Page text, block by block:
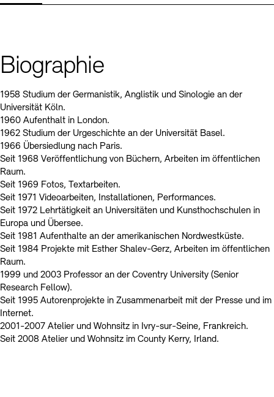
Nachhaltigkeit Kontakt
Kontakte
Biographie
1958 Studium der Germanistik, Anglistik und Sinologie an der
Universität Köln.
1960 Aufenthalt in London.
1962 Studium der Urgeschichte an der Universität Basel.
1966 Übersiedlung nach Paris.
Seit 1968 Veröffentlichung von Büchern, Arbeiten im öffentlichen
Raum.
Seit 1969 Fotos, Textarbeiten.
Seit 1971 Videoarbeiten, Installationen, Performances.
Seit 1972 Lehrtätigkeit an Universitäten und Kunsthochschulen in
Europa und Übersee.
Seit 1981 Aufenthalte an der amerikanischen Nordwestküste.
Seit 1984 Projekte mit Esther Shalev-Gerz, Arbeiten im öffentlichen
Raum.
1999 und 2003 Professor an der Coventry University (Senior
Research Fellow).
Seit 1995 Autorenprojekte in Zusammenarbeit mit der Presse und im
Internet.
2001-2007 Atelier und Wohnsitz in Ivry-sur-Seine, Frankreich.
Seit 2008 Atelier und Wohnsitz im County Kerry, Irland.